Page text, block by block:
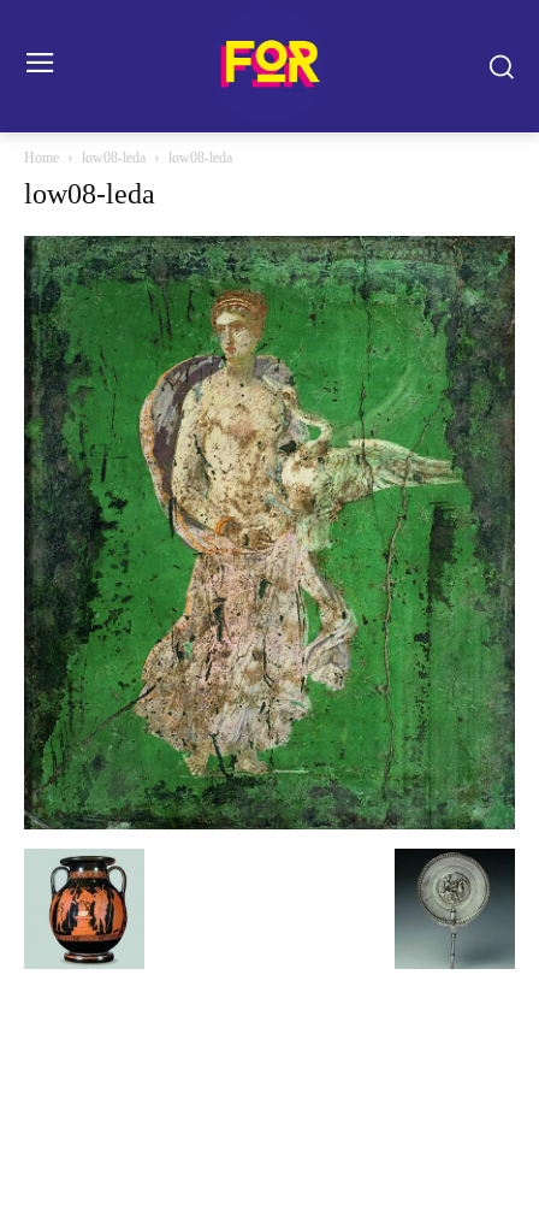
Home low08-leda low08-leda
low08-leda